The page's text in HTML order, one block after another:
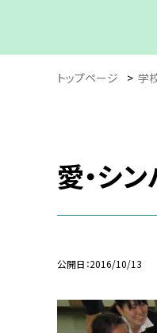
トップページ > 学
愛・シ
公開日 2016/10/13